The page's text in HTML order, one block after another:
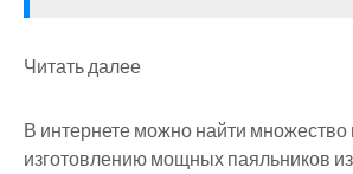
Читать далее
В интернете можно найти множество
изготовлению мощных паяльников